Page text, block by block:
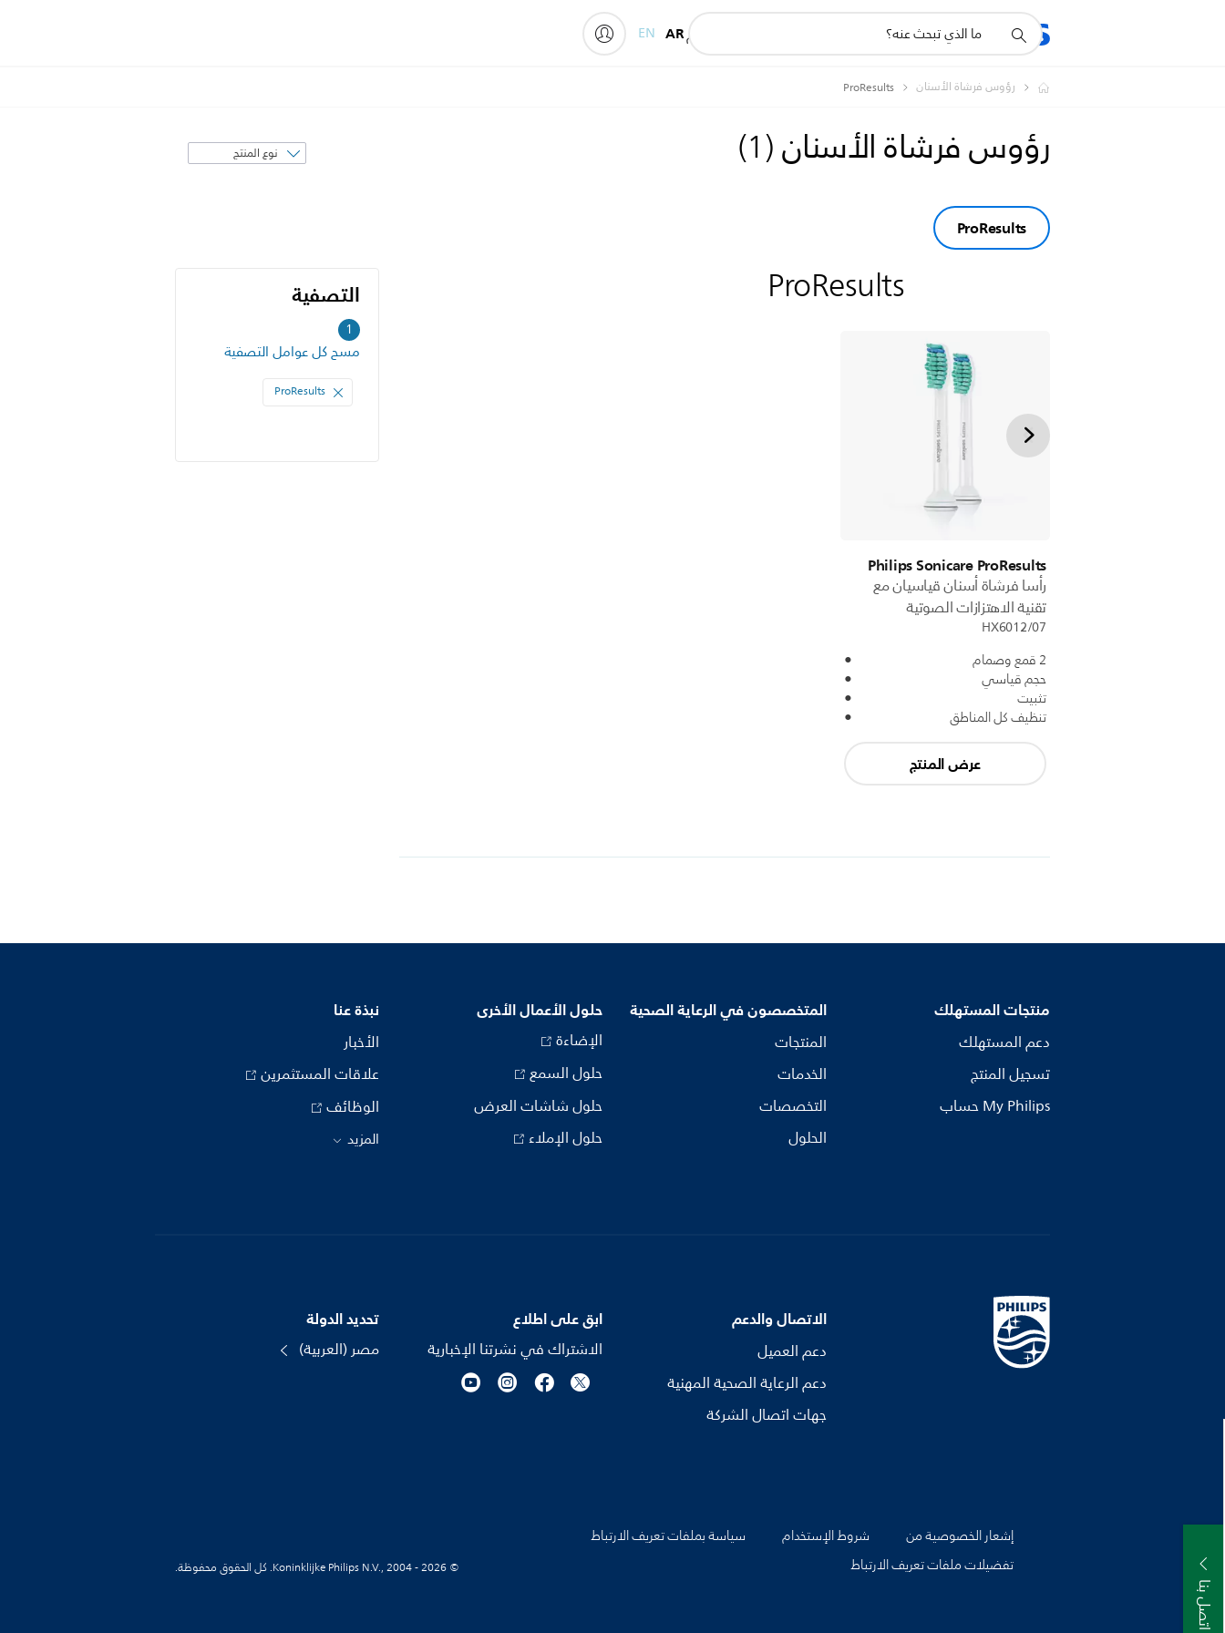
الدعم
أيقونة
دعم
AR
EN
رؤوس فرشاة الأسنان ProResults
رؤوس فرشاة الأسنان(
1
)
فرز
حسب
ProResults
التصفية
1 التصفية
مسح كل عوامل التصفية
ProResults
ProResults
Philips Sonicare ProResults
رأسا فرشاة أسنان قياسيان مع
تقنية الاهتزازات الصوتية
HX6012/07
2 قمع وصمام
حجم قياسي
تثبيت
تنظيف كل المناطق
عرض المنتج
منتجات المستهلك
دعم المستهلك
تسجيل المنتج
My Philips حساب
المتخصصون في الرعاية الصحية
المنتجات
الخدمات
التخصصات
الحلول
حلول الأعمال الأخرى
الإضاءة
حلول السمع
حلول شاشات العرض
حلول الإملاء
نبذة عنا
الأخبار
علاقات المستثمرين
الوظائف
المزيد
الاتصال والدعم
دعم العميل
دعم الرعاية الصحية المهنية
جهات اتصال الشركة
ابق على اطلاع
الاشتراك في نشرتنا الإخبارية
تحديد الدولة
مصر (العربية)
إشعار الخصوصية من شروط الإستخدام
سياسة بملفات تعريف الارتباط
تفضيلات ملفات تعريف الارتباط
© Koninklijke Philips N.V., 2004 - 2026. كل الحقوق محفوظة.
اتصل بنا